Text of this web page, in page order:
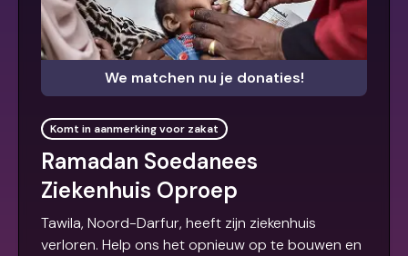
We matchen nu je donaties!
Komt in aanmerking voor zakat
Ramadan Soedanees
Ziekenhuis Oproep
Tawila, Noord-Darfur, heeft zijn ziekenhuis
verloren. Help ons het opnieuw op te bouwen en